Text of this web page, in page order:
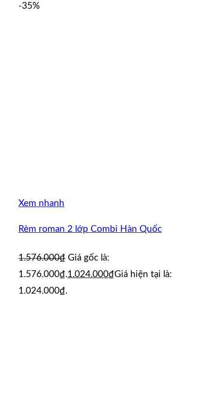
-35%
Xem nhanh
Rèm roman 2 lớp Combi Hàn Quốc
1.576.000₫ Giá gốc là:
1.576.000₫.1.024.000₫Giá hiện tại là:
1.024.000₫.